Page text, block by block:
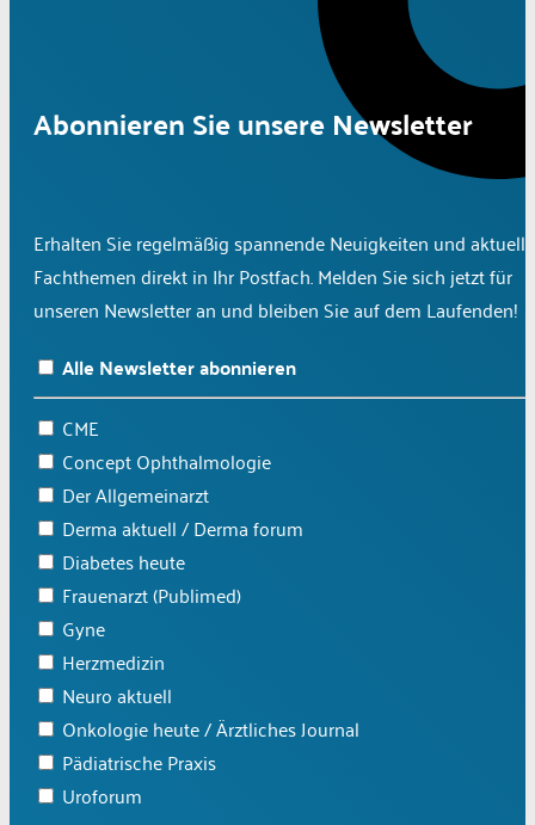
Abonnieren Sie unsere Newsletter
Erhalten Sie regelmäßig spannende Neuigkeiten und aktuelle
Fachthemen direkt in Ihr Postfach. Melden Sie sich jetzt für
unseren Newsletter an und bleiben Sie auf dem Laufenden!
Alle Newsletter abonnieren
CME
Concept Ophthalmologie
Der Allgemeinarzt
Derma aktuell / Derma forum
Diabetes heute
Frauenarzt (Publimed)
Gyne
Herzmedizin
Neuro aktuell
Onkologie heute / Ärztliches Journal
Pädiatrische Praxis
Uroforum